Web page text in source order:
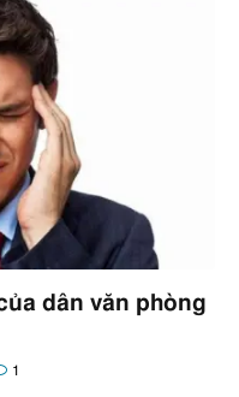
dân văn phòng
1